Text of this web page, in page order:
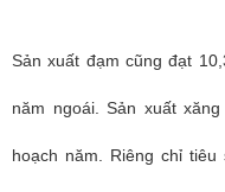
Sản xuất đạm cũng đạt
năm ngoái. Sản xuất
hoạch năm. Riêng chỉ tiêu